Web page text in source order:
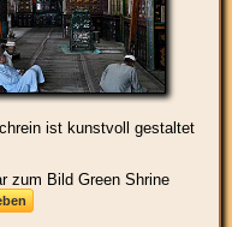
ist kunstvoll gestaltet
zum Bild Green Shrine